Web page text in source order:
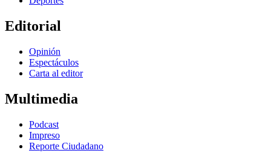
Editorial
Opinión
Espectáculos
Carta al editor
Multimedia
Podcast
Impreso
Reporte Ciudadano